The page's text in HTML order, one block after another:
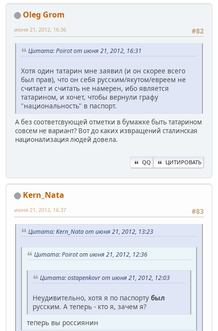
Oleg Grom
#82
июня 21, 2012, 16:36
Цитата: Poirot от июня 21, 2012, 16:31
Хотя один татарин мне заявил (и он скорее всего
был прав), что он себя русским/якутом/евреем не
считает и считать не намерен, ибо является
татарином, и хочет, чтобы вернули графу
"национальность" в паспорт.
А без соответсвующей отметки в бумажке быть татарином
совсем не вариант? Вот до каких извращений сталинская
национализация людей довела.
QQ ЦИТИРОВАТЬ
Kern_Nata
#83
июня 21, 2012, 16:37
Цитата: Kern_Nata от июня 21, 2012, 13:23
Цитата: Poirot от июня 21, 2012, 12:36
Цитата: ostapenkovr от июня 21, 2012, 12:03
Неудивительно, хотя я по паспорту был
русским. А теперь - кто я, зачем я?
теперь вы россиянин